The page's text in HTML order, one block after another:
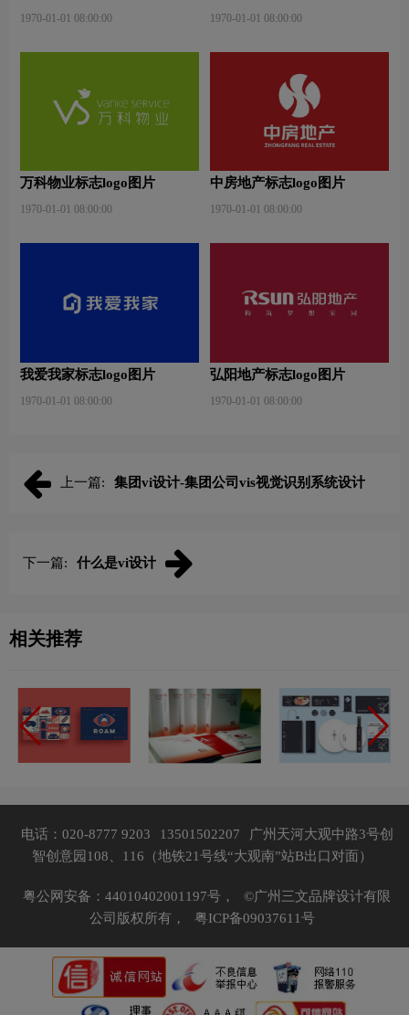
1970-01-01 08:00:00 1970-01-01 08:00:00
万科物业标志logo图片
1970-01-01 08:00:00
中房地产标志logo图片
1970-01-01 08:00:00
我爱我家标志logo图片
1970-01-01 08:00:00
弘阳地产标志logo图片
1970-01-01 08:00:00
上一篇: 集团vi设计-集团公司vis视觉识别系统设计
下一篇: 什么是vi设计
相关推荐
电话：020-8777 9203 13501502207
广州天河大观中路3号创
智创意园108、116（地铁21号线“大观南”站B出口对面）
粤公网安备：44010402001197号，
©广州三文品牌设计有限
公司版权所有，
粤ICP备09037611号